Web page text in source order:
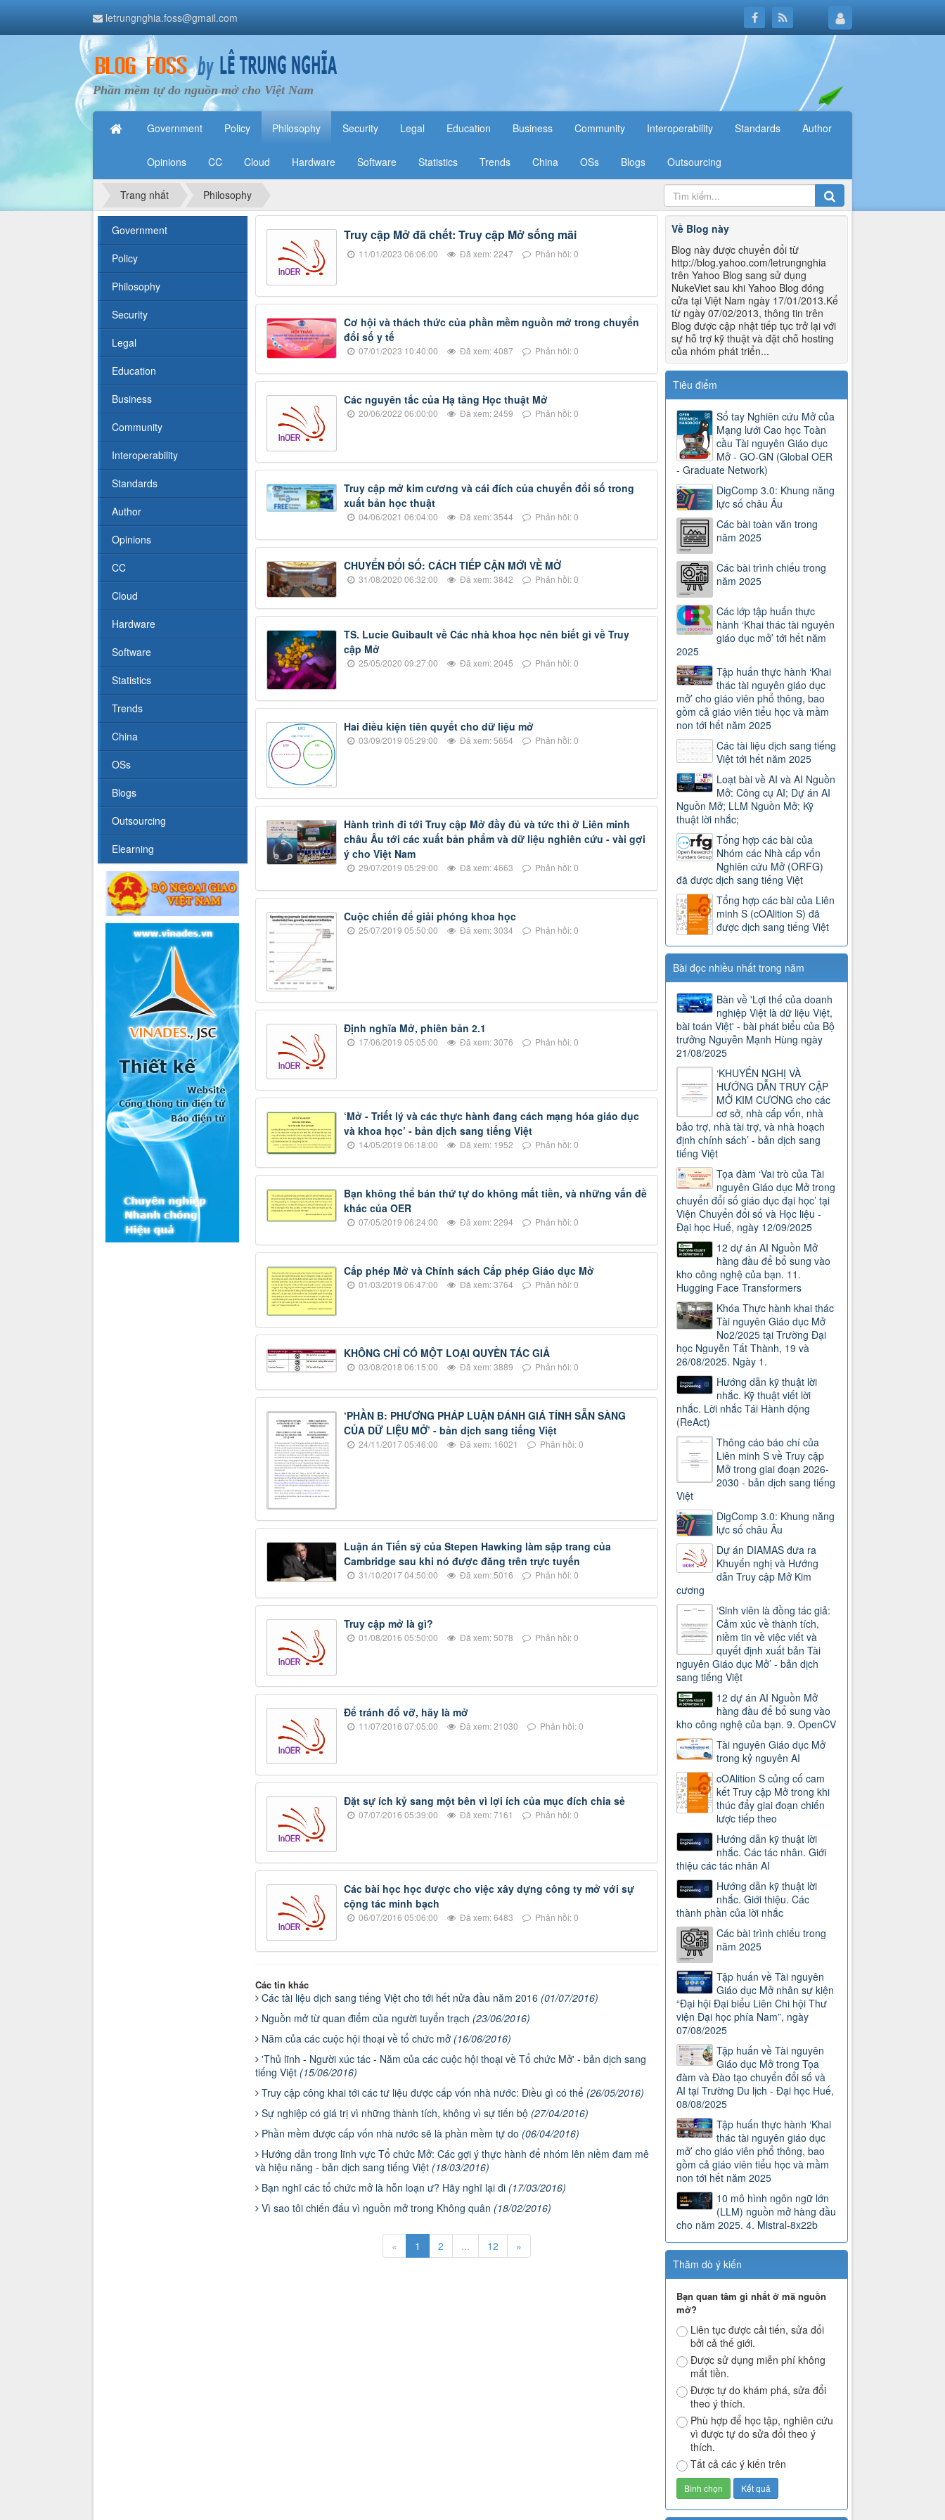
letrungnghia.foss@gmail.com
Phần mềm tự do nguồn mở cho Việt Nam
Government Policy Philosophy Security Legal Education Business Community Interoperability Standards Author
Opinions CC Cloud Hardware Software Statistics Trends China OSs Blogs Outsourcing
Trang nhất Philosophy
Truy cập Mở đã chết: Truy cập Mở sống mãi
11/01/2023 06:06:00 Đã xem: 2247 Phản hồi: 0
Cơ hội và thách thức của phần mềm nguồn mở trong chuyển
đổi số y tế
07/01/2023 10:40:00 Đã xem: 4087 Phản hồi: 0
Các nguyên tắc của Hạ tầng Học thuật Mở
20/06/2022 06:00:00 Đã xem: 2459 Phản hồi: 0
Truy cập mở kim cương và cái đích của chuyển đổi số trong
xuất bản học thuật
04/06/2021 06:04:00 Đã xem: 3544 Phản hồi: 0
CHUYỂN ĐỔI SỐ: CÁCH TIẾP CẬN MỚI VỀ MỞ
31/08/2020 06:32:00 Đã xem: 3842 Phản hồi: 0
TS. Lucie Guibault về Các nhà khoa học nên biết gì về Truy
cập Mở
25/05/2020 09:27:00 Đã xem: 2045 Phản hồi: 0
Hai điều kiện tiên quyết cho dữ liệu mở
03/09/2019 05:29:00 Đã xem: 5654 Phản hồi: 0
Hành trình đi tới Truy cập Mở đầy đủ và tức thì ở Liên minh
châu Âu tới các xuất bản phẩm và dữ liệu nghiên cứu - vài gợi
ý cho Việt Nam
29/07/2019 05:29:00 Đã xem: 4663 Phản hồi: 0
Cuộc chiến để giải phóng khoa học
25/07/2019 05:50:00 Đã xem: 3034 Phản hồi: 0
Định nghĩa Mở, phiên bản 2.1
17/06/2019 05:05:00 Đã xem: 3076 Phản hồi: 0
‘Mở - Triết lý và các thực hành đang cách mạng hóa giáo dục
và khoa học’ - bản dịch sang tiếng Việt
14/05/2019 06:18:00 Đã xem: 1952 Phản hồi: 0
Bạn không thể bán thứ tự do không mất tiền, và những vấn đề
khác của OER
07/05/2019 06:24:00 Đã xem: 2294 Phản hồi: 0
Cấp phép Mở và Chính sách Cấp phép Giáo dục Mở
01/03/2019 06:47:00 Đã xem: 3764 Phản hồi: 0
KHÔNG CHỈ CÓ MỘT LOẠI QUYỀN TÁC GIẢ
03/08/2018 06:15:00 Đã xem: 3889 Phản hồi: 0
‘PHẦN B: PHƯƠNG PHÁP LUẬN ĐÁNH GIÁ TÍNH SẴN SÀNG
CỦA DỮ LIỆU MỞ’ - bản dịch sang tiếng Việt
24/11/2017 05:46:00 Đã xem: 16021 Phản hồi: 0
Luận án Tiến sỹ của Stepen Hawking làm sập trang của
Cambridge sau khi nó được đăng trên trực tuyến
31/10/2017 04:50:00 Đã xem: 5016 Phản hồi: 0
Truy cập mở là gì?
01/08/2016 05:50:00 Đã xem: 5078 Phản hồi: 0
Để tránh đổ vỡ, hãy là mở
11/07/2016 07:05:00 Đã xem: 21030 Phản hồi: 0
Đặt sự ích kỷ sang một bên vì lợi ích của mục đích chia sẻ
07/07/2016 05:39:00 Đã xem: 7161 Phản hồi: 0
Các bài học học được cho việc xây dựng công ty mở với sự
cộng tác minh bạch
06/07/2016 05:06:00 Đã xem: 6483 Phản hồi: 0
Các tin khác
Các tài liệu dịch sang tiếng Việt cho tới hết nửa đầu năm 2016 (01/07/2016)
Nguồn mở từ quan điểm của người tuyển trạch (23/06/2016)
Năm của các cuộc hội thoại về tổ chức mở (16/06/2016)
'Thủ lĩnh - Người xúc tác - Năm của các cuộc hội thoại về Tổ chức Mở' - bản dịch sang
tiếng Việt (15/06/2016)
Truy cập công khai tới các tư liệu được cấp vốn nhà nước: Điều gì có thể (26/05/2016)
Sự nghiệp có giá trị vì những thành tích, không vì sự tiến bộ (27/04/2016)
Phần mềm được cấp vốn nhà nước sẽ là phần mềm tự do (06/04/2016)
Hướng dẫn trong lĩnh vực Tổ chức Mở: Các gợi ý thực hành để nhóm lên niềm đam mê
và hiệu năng - bản dịch sang tiếng Việt (18/03/2016)
Bạn nghĩ các tổ chức mở là hỗn loạn ư? Hãy nghĩ lại đi (17/03/2016)
Vì sao tôi chiến đấu vì nguồn mở trong Không quân (18/02/2016)
« 1 2 ... 12 »
Về Blog này
Blog này được chuyển đổi từ
http://blog.yahoo.com/letrungnghia
trên Yahoo Blog sang sử dụng
NukeViet sau khi Yahoo Blog đóng
cửa tại Việt Nam ngày 17/01/2013.Kể
từ ngày 07/02/2013, thông tin trên
Blog được cập nhật tiếp tục trở lại với
sự hỗ trợ kỹ thuật và đặt chỗ hosting
của nhóm phát triển...
Tiêu điểm
Sổ tay Nghiên cứu Mở của
Mạng lưới Cao học Toàn
cầu Tài nguyên Giáo dục
Mở - GO-GN (Global OER
- Graduate Network)
DigComp 3.0: Khung năng
lực số châu Âu
Các bài toàn văn trong
năm 2025
Các bài trình chiếu trong
năm 2025
Các lớp tập huấn thực
hành ‘Khai thác tài nguyên
giáo dục mở’ tới hết năm
2025
Tập huấn thực hành ‘Khai
thác tài nguyên giáo dục
mở’ cho giáo viên phổ thông, bao
gồm cả giáo viên tiểu học và mầm
non tới hết năm 2025
Các tài liệu dịch sang tiếng
Việt tới hết năm 2025
Loạt bài về AI và AI Nguồn
Mở: Công cụ AI; Dự án AI
Nguồn Mở; LLM Nguồn Mở; Kỹ
thuật lời nhắc;
Tổng hợp các bài của
Nhóm các Nhà cấp vốn
Nghiên cứu Mở (ORFG)
đã được dịch sang tiếng Việt
Tổng hợp các bài của Liên
minh S (cOAlition S) đã
được dịch sang tiếng Việt
Bài đọc nhiều nhất trong năm
Bàn về 'Lợi thế của doanh
nghiệp Việt là dữ liệu Việt,
bài toán Việt' - bài phát biểu của Bộ
trưởng Nguyễn Mạnh Hùng ngày
21/08/2025
‘KHUYẾN NGHỊ VÀ
HƯỚNG DẪN TRUY CẬP
MỞ KIM CƯƠNG cho các
cơ sở, nhà cấp vốn, nhà
bảo trợ, nhà tài trợ, và nhà hoạch
định chính sách’ - bản dịch sang
tiếng Việt
Tọa đàm ‘Vai trò của Tài
nguyên Giáo dục Mở trong
chuyển đổi số giáo dục đại học’ tại
Viện Chuyển đổi số và Học liệu -
Đại học Huế, ngày 12/09/2025
12 dự án AI Nguồn Mở
hàng đầu để bổ sung vào
kho công nghệ của bạn. 11.
Hugging Face Transformers
Khóa Thực hành khai thác
Tài nguyên Giáo dục Mở
No2/2025 tại Trường Đại
học Nguyễn Tất Thành, 19 và
26/08/2025. Ngày 1.
Hướng dẫn kỹ thuật lời
nhắc. Kỹ thuật viết lời
nhắc. Lời nhắc Tái Hành động
(ReAct)
Thông cáo báo chí của
Liên minh S về Truy cập
Mở trong giai đoạn 2026-
2030 - bản dịch sang tiếng
Việt
DigComp 3.0: Khung năng
lực số châu Âu
Dự án DIAMAS đưa ra
Khuyến nghị và Hướng
dẫn Truy cập Mở Kim
cương
‘Sinh viên là đồng tác giả:
Cảm xúc về thành tích,
niềm tin về việc viết và
quyết định xuất bản Tài
nguyên Giáo dục Mở’ - bản dịch
sang tiếng Việt
12 dự án AI Nguồn Mở
hàng đầu để bổ sung vào
kho công nghệ của bạn. 9. OpenCV
Tài nguyên Giáo dục Mở
trong kỷ nguyên AI
cOAlition S củng cố cam
kết Truy cập Mở trong khi
thúc đẩy giai đoạn chiến
lược tiếp theo
Hướng dẫn kỹ thuật lời
nhắc. Các tác nhân. Giới
thiệu các tác nhân AI
Hướng dẫn kỹ thuật lời
nhắc. Giới thiệu. Các
thành phần của lời nhắc
Các bài trình chiếu trong
năm 2025
Tập huấn về Tài nguyên
Giáo dục Mở nhân sự kiện
“Đại hội Đại biểu Liên Chi hội Thư
viện Đại học phía Nam”, ngày
07/08/2025
Tập huấn về Tài nguyên
Giáo dục Mở trong Tọa
đàm và Đào tạo chuyển đổi số và
AI tại Trường Du lịch - Đại học Huế,
08/08/2025
Tập huấn thực hành ‘Khai
thác tài nguyên giáo dục
mở’ cho giáo viên phổ thông, bao
gồm cả giáo viên tiểu học và mầm
non tới hết năm 2025
10 mô hình ngôn ngữ lớn
(LLM) nguồn mở hàng đầu
cho năm 2025. 4. Mistral-8x22b
Thăm dò ý kiến
Bạn quan tâm gì nhất ở mã nguồn
mở?
Liên tục được cải tiến, sửa đổi
bởi cả thế giới.
Được sử dụng miễn phí không
mất tiền.
Được tự do khám phá, sửa đổi
theo ý thích.
Phù hợp để học tập, nghiên cứu
vì được tự do sửa đổi theo ý
thích.
Tất cả các ý kiến trên
Government
Policy
Philosophy
Security
Legal
Education
Business
Community
Interoperability
Standards
Author
Opinions
CC
Cloud
Hardware
Software
Statistics
Trends
China
OSs
Blogs
Outsourcing
Elearning